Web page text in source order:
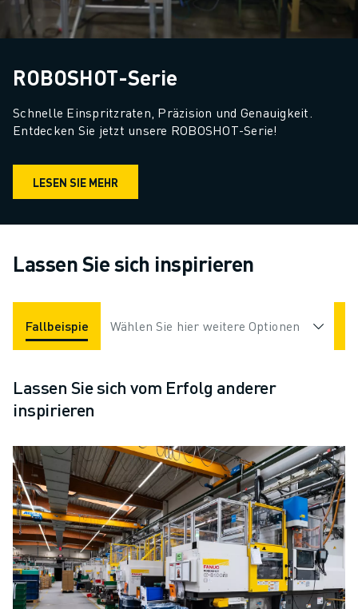
ROBOSHOT-Serie
Schnelle Einspritzraten, Präzision und Genauigkeit.
Entdecken Sie jetzt unsere ROBOSHOT-Serie!
LESEN SIE MEHR
Lassen Sie sich inspirieren
Fallbeispiele Software Hardware
Wählen Sie hier weitere Optionen
Lassen Sie sich vom Erfolg anderer
inspirieren